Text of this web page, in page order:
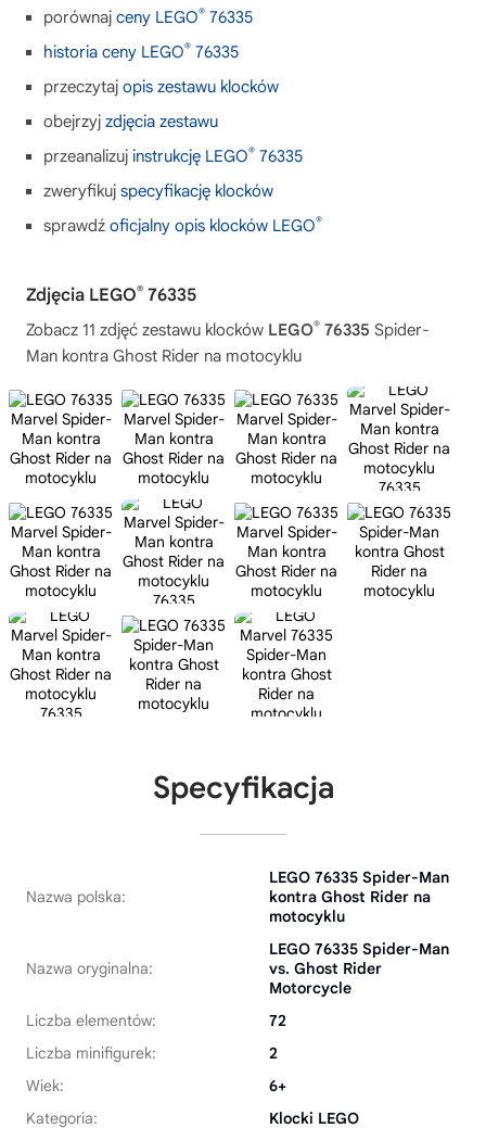
porównaj ceny LEGO® 76335
historia ceny LEGO® 76335
przeczytaj opis zestawu klocków
obejrzyj zdjęcia zestawu
przeanalizuj instrukcję LEGO® 76335
zweryfikuj specyfikację klocków
sprawdź oficjalny opis klocków LEGO®
Zdjęcia LEGO® 76335
Zobacz 11 zdjęć zestawu klocków LEGO® 76335 Spider-
Man kontra Ghost Rider na motocyklu
Specyfikacja
Nazwa polska:
LEGO 76335 Spider-Man
kontra Ghost Rider na
motocyklu
Nazwa oryginalna:
LEGO 76335 Spider-Man
vs. Ghost Rider
Motorcycle
Liczba elementów:
72
Liczba minifigurek:
2
Wiek:
6+
Kategoria:
Klocki LEGO